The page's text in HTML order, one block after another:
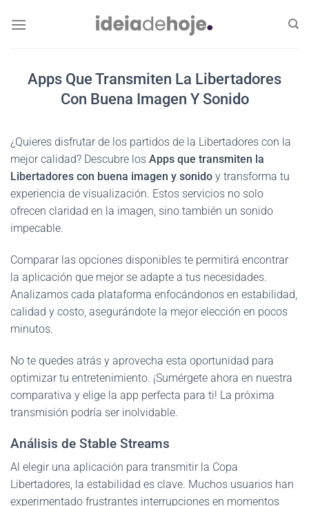
Apps Que Transmiten La Libertadores
Con Buena Imagen Y Sonido
¿Quieres disfrutar de los partidos de la Libertadores con la
mejor calidad? Descubre los Apps que transmiten la
Libertadores con buena imagen y sonido y transforma tu
experiencia de visualización. Estos servicios no solo
ofrecen claridad en la imagen, sino también un sonido
impecable.
Comparar las opciones disponibles te permitirá encontrar
la aplicación que mejor se adapte a tus necesidades.
Analizamos cada plataforma enfocándonos en estabilidad,
calidad y costo, asegurándote la mejor elección en pocos
minutos.
No te quedes atrás y aprovecha esta oportunidad para
optimizar tu entretenimiento. ¡Sumérgete ahora en nuestra
comparativa y elige la app perfecta para ti! La próxima
transmisión podría ser inolvidable.
Análisis de Stable Streams
Al elegir una aplicación para transmitir la Copa
Libertadores, la estabilidad es clave. Muchos usuarios han
experimentado frustrantes interrupciones en momentos